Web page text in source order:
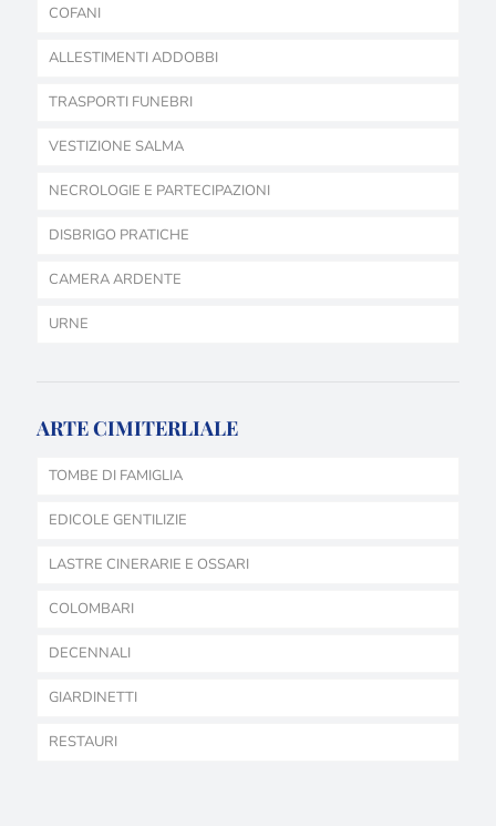
COFANI
ALLESTIMENTI ADDOBBI
TRASPORTI FUNEBRI
VESTIZIONE SALMA
NECROLOGIE E PARTECIPAZIONI
DISBRIGO PRATICHE
CAMERA ARDENTE
URNE
ARTE CIMITERLIALE
TOMBE DI FAMIGLIA
EDICOLE GENTILIZIE
LASTRE CINERARIE E OSSARI
COLOMBARI
DECENNALI
GIARDINETTI
RESTAURI